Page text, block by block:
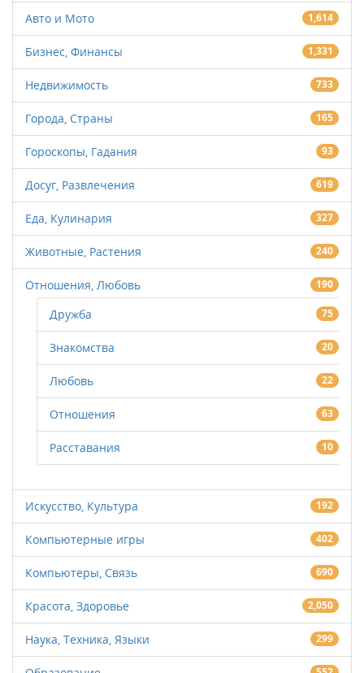
Авто и Мото 1,614
Бизнес, Финансы 1,331
Недвижимость 733
Города, Страны 165
Гороскопы, Гадания 93
Досуг, Развлечения 619
Еда, Кулинария 327
Животные, Растения 240
Отношения, Любовь 190
Дружба 75
Знакомства 20
Любовь 22
Отношения 63
Расставания 10
Искусство, Культура 192
Компьютерные игры 402
Компьютеры, Связь 690
Красота, Здоровье 2,050
Наука, Техника, Языки 299